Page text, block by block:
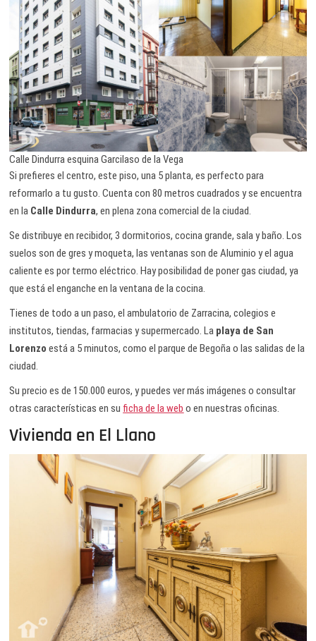
Calle Dindurra esquina Garcilaso de la Vega
Si prefieres el centro, este piso, una 5 planta, es perfecto para
reformarlo a tu gusto. Cuenta con 80 metros cuadrados y se encuentra
en la Calle Dindurra, en plena zona comercial de la ciudad.
Se distribuye en recibidor, 3 dormitorios, cocina grande, sala y baño. Los
suelos son de gres y moqueta, las ventanas son de Aluminio y el agua
caliente es por termo eléctrico. Hay posibilidad de poner gas ciudad, ya
que está el enganche en la ventana de la cocina.
Tienes de todo a un paso, el ambulatorio de Zarracina, colegios e
institutos, tiendas, farmacias y supermercado. La playa de San
Lorenzoestá a 5 minutos, como el parque de Begoña o las salidas de la
ciudad.
Su precio es de 150.000 euros, y puedes ver más imágenes o consultar
otras características en su ficha de la web o en nuestras oficinas.
Vivienda en El Llano